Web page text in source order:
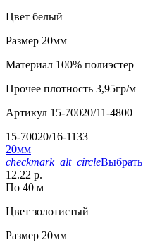
Цвет белый
Размер 20мм
Материал 100% полиэстер
Прочее плотность 3,95гр/м
Артикул 15-70020/11-4800
15-70020/16-1133
20мм
checkmark_alt_circleВыбрать
12.22 р.
По 40 м
Цвет золотистый
Размер 20мм